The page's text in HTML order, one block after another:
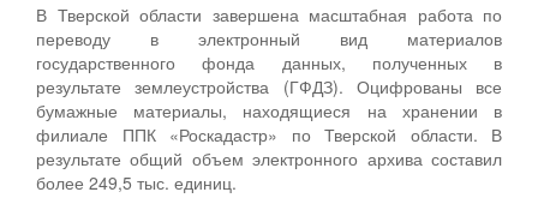
В Тверской области завершена масштабная работа по
переводу в электронный вид материалов
государственного фонда данных, полученных в
результате землеустройства (ГФДЗ). Оцифрованы все
бумажные материалы, находящиеся на хранении в
филиале ППК «Роскадастр» по Тверской области. В
результате общий объем электронного архива составил
более 249,5 тыс. единиц.